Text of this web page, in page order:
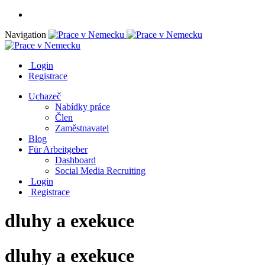
Navigation
Login
Registrace
Uchazeč
Nabídky práce
Člen
Zaměstnavatel
Blog
Für Arbeitgeber
Dashboard
Social Media Recruiting
Login
Registrace
dluhy a exekuce
dluhy a exekuce